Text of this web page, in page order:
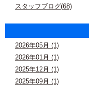
スタッフブログ(68)
2026年05月 (1)
2026年01月 (1)
2025年12月 (1)
2025年09月 (1)